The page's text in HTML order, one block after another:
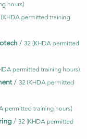
hours)
(KHDA permitted training
/ 32 (KHDA permitted
permitted training hours)
/ 32 (KHDA permitted
permitted training hours)
/ 32 (KHDA permitted